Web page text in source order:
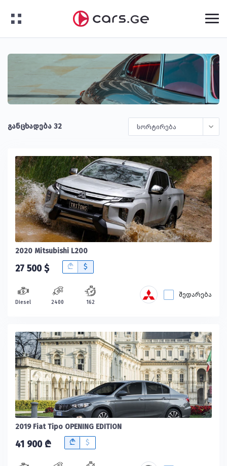
განცხადება 32 სორტირება
2020 Mitsubishi L200
27 500 $ B $
Diesel 2400 162
შედარება
2019 Fiat Tipo OPENING EDITION
41 900 ₾ B $